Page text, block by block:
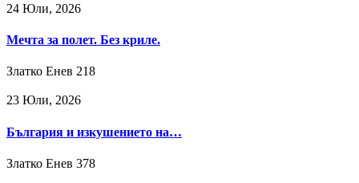
24 Юли, 2026
Мечта за полет. Без криле.
Златко Енев 218
23 Юли, 2026
България и изкушението на…
Златко Енев 378